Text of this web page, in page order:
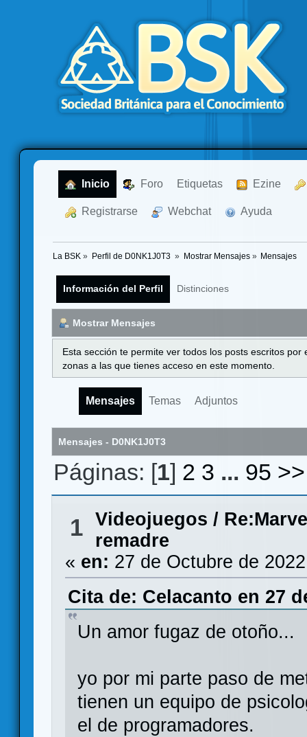
Inicio Foro Etiquetas Ezine
Registrarse Webchat Ayuda
La BSK » Perfil de D0NK1J0T3 » Mostrar Mensajes» Mensajes
Información del Perfil Distinciones
Mostrar Mensajes
Esta sección te permite ver todos los posts escritos
zonas a las que tienes acceso en este momento.
Mensajes Temas Adjuntos
Mensajes - D0NK1J0T3
Páginas: [1] 2 3 ... 95 >>
1 Videojuegos /
remadre
« en: 27 de Octubre de
Cita de: Celacanto en 27
Un amor fugaz de otoño...
yo por mi parte paso de
tienen un equipo de
el de programadores.